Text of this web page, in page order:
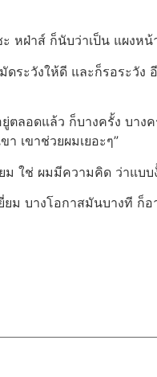
ะ หฝ่าส์ ก็นับว่าเป็น แผงหน้
ระวังให้ดี และก็รอระวัง
ตลอดแล้ว ก็บางครั้ง บา
เขาช่วยผมเยอะๆ”
ม ใช่ ผมมีความคิด ว่าแบบ
ยม บางโอกาสมันบางที